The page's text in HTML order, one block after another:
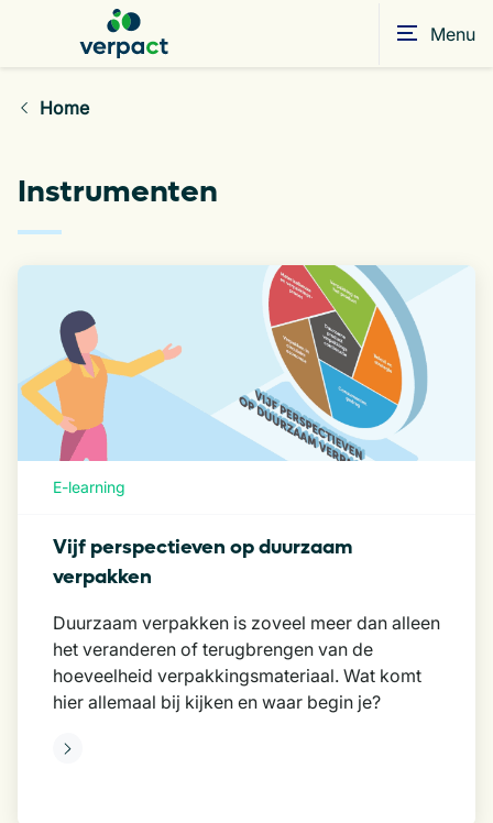
Menu
Home
Instrumenten
E-learning
Vijf perspectieven op duurzaam
verpakken
Duurzaam verpakken is zoveel meer dan alleen
het veranderen of terugbrengen van de
hoeveelheid verpakkingsmateriaal. Wat komt
hier allemaal bij kijken en waar begin je?